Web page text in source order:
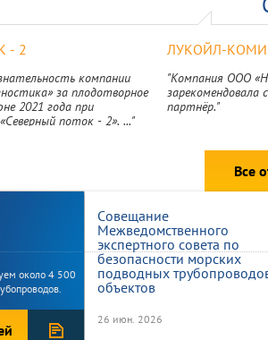
- 2
компании
за плодотворное
2021 года при
поток - 2». ..."
ЛУКОЙЛ-КОМИ
"Компания ООО
зарекомендовала
партнёр."
Все
около 4 500
Совещание
Межведомственного
экспертного совета по
безопасности морских
подводных
объектов
26 июн. 2026